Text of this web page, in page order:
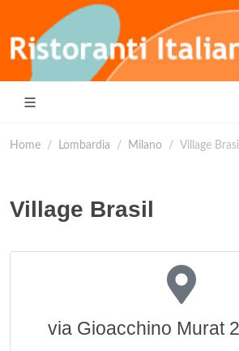
Home Lombardia Milano Village Brasil
Village Brasil
via Gioacchino Murat